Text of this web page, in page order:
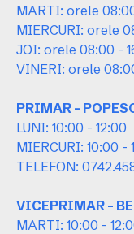
MARTI: orele
MIERCURI: orele
JOI: orele 08:00 -
VINERI: orele
PRIMAR -
LUNI: 10:00 - 12:00
MIERCURI: 10:00 -
TELEFON:
VICEPRIMAR -
MARTI: 10:00 -